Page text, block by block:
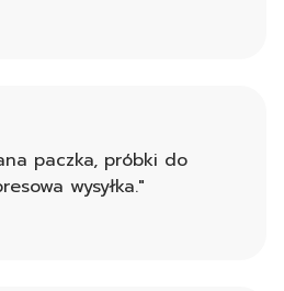
paczka, próbki do
wysyłka."